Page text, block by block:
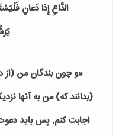
الدَّاعِ إِذا دَعانِ
«و چون بندگان من (از
(بدانند که) من به آنها
اجابت کنم. پس باید دعوت